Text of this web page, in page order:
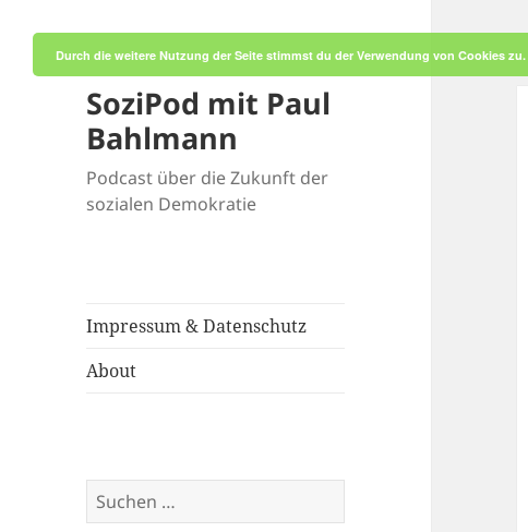
SoziPod mit Paul
Bahlmann
Podcast über die Zukunft der
sozialen Demokratie
Impressum & Datenschutz
About
Suchen
nach:
Durch die weitere Nutzung der Seite stimmst du der Verwendung von Cookies zu.